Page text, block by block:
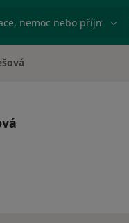
nemoc nebo příjmení